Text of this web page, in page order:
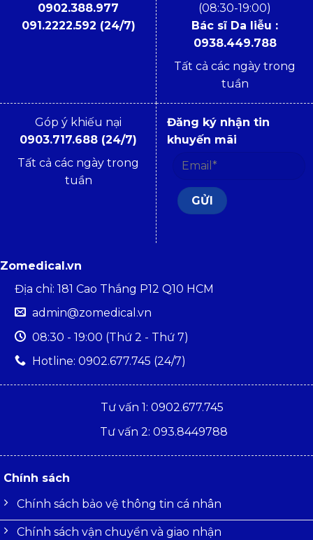
0902.388.977
091.2222.592 (24/7)
(08:30-19:00)
Bác sĩ Da liễu :
0938.449.788
Tất cả các ngày trong
tuần
Góp ý khiếu nại
0903.717.688 (24/7)
Tất cả các ngày trong
tuần
Đăng ký nhận tin
khuyến mãi
Zomedical.vn
Địa chỉ: 181 Cao Thắng P12 Q10 HCM
admin@zomedical.vn
08:30 - 19:00 (Thứ 2 - Thứ 7)
Hotline: 0902.677.745 (24/7)
Tư vấn 1: 0902.677.745
Tư vấn 2: 093.8449788
Chính sách
Chính sách bảo vệ thông tin cá nhân
Chính sách vận chuyển và giao nhận